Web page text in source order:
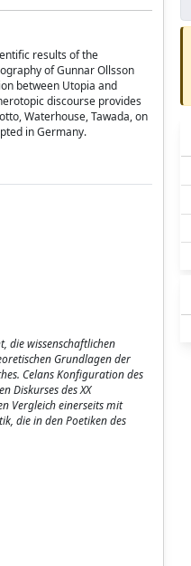
results of the
of Gunnar Ollsson
between Utopia and
discourse provides
Waterhouse, Tawada, on
in Germany.
die wissenschaftlichen
Grundlagen der
Celans Konfiguration des
Diskurses des XX
Vergleich einerseits mit
die in den Poetiken des